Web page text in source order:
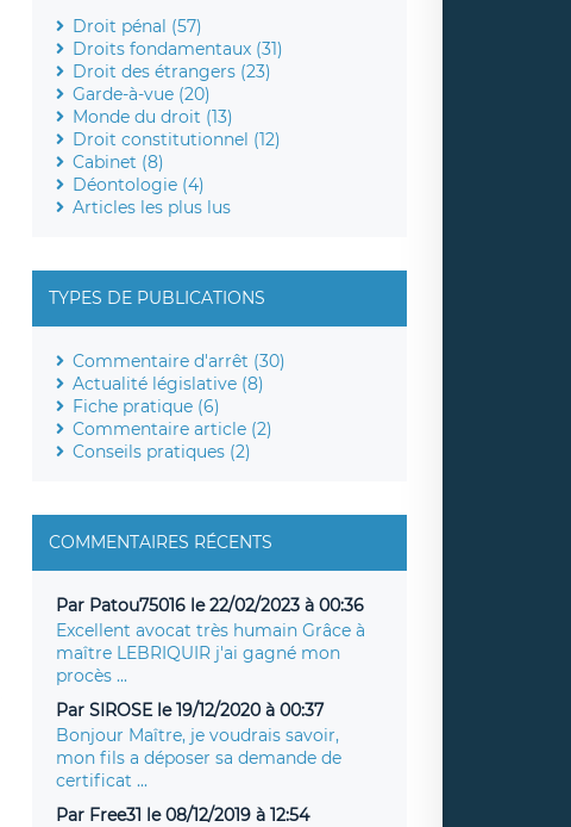
Droit pénal (57)
Droits fondamentaux (31)
Droit des étrangers (23)
Garde-à-vue (20)
Monde du droit (13)
Droit constitutionnel (12)
Cabinet (8)
Déontologie (4)
Articles les plus lus
TYPES DE PUBLICATIONS
Commentaire d'arrêt (30)
Actualité législative (8)
Fiche pratique (6)
Commentaire article (2)
Conseils pratiques (2)
COMMENTAIRES RÉCENTS
Par Patou75016 le 22/02/2023 à 00:36
Excellent avocat très humain Grâce à
maître LEBRIQUIR j'ai gagné mon
procès ...
Par SIROSE le 19/12/2020 à 00:37
Bonjour Maître, je voudrais savoir,
mon fils a déposer sa demande de
certificat ...
Par Free31 le 08/12/2019 à 12:54